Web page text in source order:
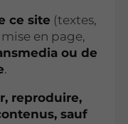
ce site (textes,
en page,
ou de
.
reproduire,
sauf